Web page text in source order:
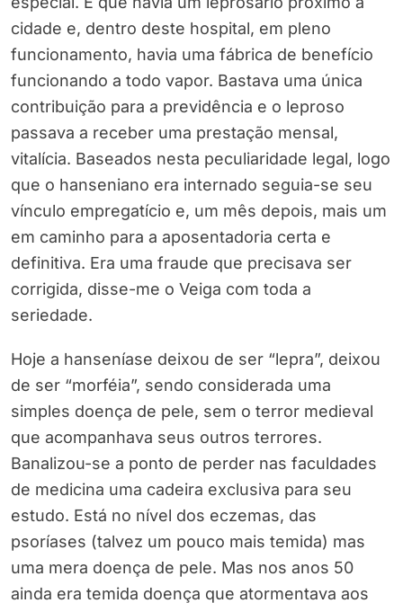
cidade e, dentro deste hospital, em pleno
funcionamento, havia uma fábrica de benefício
funcionando a todo vapor. Bastava uma única
contribuição para a previdência e o leproso
passava a receber uma prestação mensal,
vitalícia. Baseados nesta peculiaridade legal, logo
que o hanseniano era internado seguia-se seu
vínculo empregatício e, um mês depois, mais um
em caminho para a aposentadoria certa e
definitiva. Era uma fraude que precisava ser
corrigida, disse-me o Veiga com toda a
seriedade.
Hoje a hanseníase deixou de ser “lepra”, deixou
de ser “morféia”, sendo considerada uma
simples doença de pele, sem o terror medieval
que acompanhava seus outros terrores.
Banalizou-se a ponto de perder nas faculdades
de medicina uma cadeira exclusiva para seu
estudo. Está no nível dos eczemas, das
psoríases (talvez um pouco mais temida) mas
uma mera doença de pele. Mas nos anos 50
ainda era temida doença que atormentava aos